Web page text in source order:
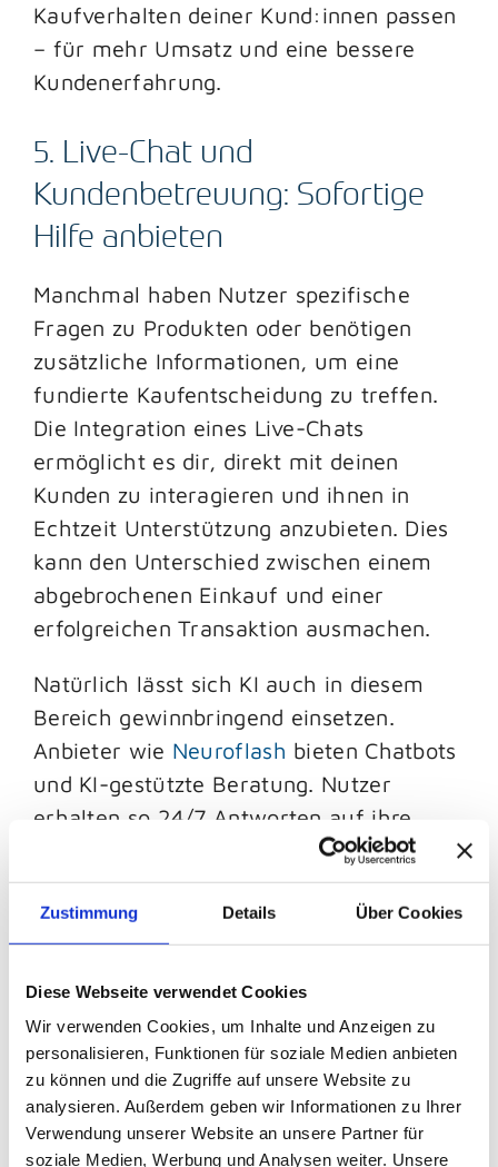
Zustimmung Details Über Cookies
Diese Webseite verwendet Cookies
Wir verwenden Cookies, um Inhalte und Anzeigen zu
personalisieren, Funktionen für soziale Medien anbieten
zu können und die Zugriffe auf unsere Website zu
analysieren. Außerdem geben wir Informationen zu Ihrer
Verwendung unserer Website an unsere Partner für
soziale Medien, Werbung und Analysen weiter. Unsere
Kaufverhalten deiner Kund:innen passen
– für mehr Umsatz und eine bessere
Kundenerfahrung.
5. Live-Chat und
Kundenbetreuung: Sofortige
Hilfe anbieten
Manchmal haben Nutzer spezifische
Fragen zu Produkten oder benötigen
zusätzliche Informationen, um eine
fundierte Kaufentscheidung zu treffen.
Die Integration eines Live-Chats
ermöglicht es dir, direkt mit deinen
Kunden zu interagieren und ihnen in
Echtzeit Unterstützung anzubieten. Dies
kann den Unterschied zwischen einem
abgebrochenen Einkauf und einer
erfolgreichen Transaktion ausmachen.
Natürlich lässt sich KI auch in diesem
Bereich gewinnbringend einsetzen.
Anbieter wie Neuroflash bieten Chatbots
und KI-gestützte Beratung. Nutzer
erhalten so 24/7 Antworten auf ihre
Empfehlungen und werden bei ihrer
Entscheidungsfindung unterstützt.
6. Kaufabwicklung: Einfach und